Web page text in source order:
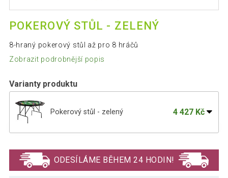
POKEROVÝ STŮL - ZELENÝ
8-hraný pokerový stůl až pro 8 hráčů
Zobrazit podrobnější popis
Varianty produktu
Pokerový stůl - zelený 4 427 Kč
ODESÍLÁME BĚHEM 24 HODIN!